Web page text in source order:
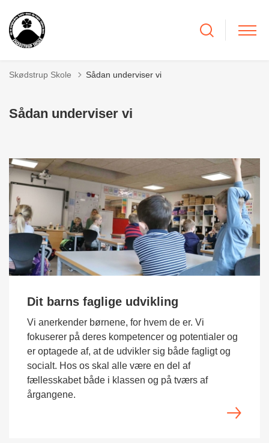
Skødstrup Skole Sådan underviser vi
Sådan underviser vi
Dit barns faglige udvikling
Vi anerkender børnene, for hvem de er. Vi
fokuserer på deres kompetencer og potentialer og
er optagede af, at de udvikler sig både fagligt og
socialt. Hos os skal alle være en del af
fællesskabet både i klassen og på tværs af
årgangene.